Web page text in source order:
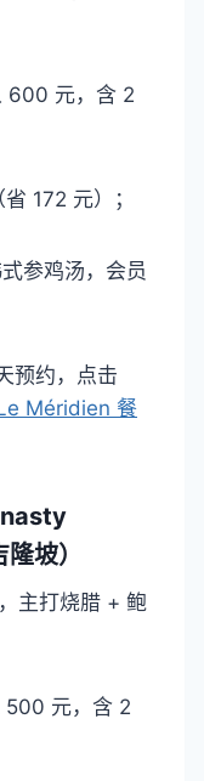
600 元，含 2
172 元）；​
参鸡汤，会员
预约，点击
Méridien 餐
坡）​
主打烧腊 + 鲍
500 元，含 2